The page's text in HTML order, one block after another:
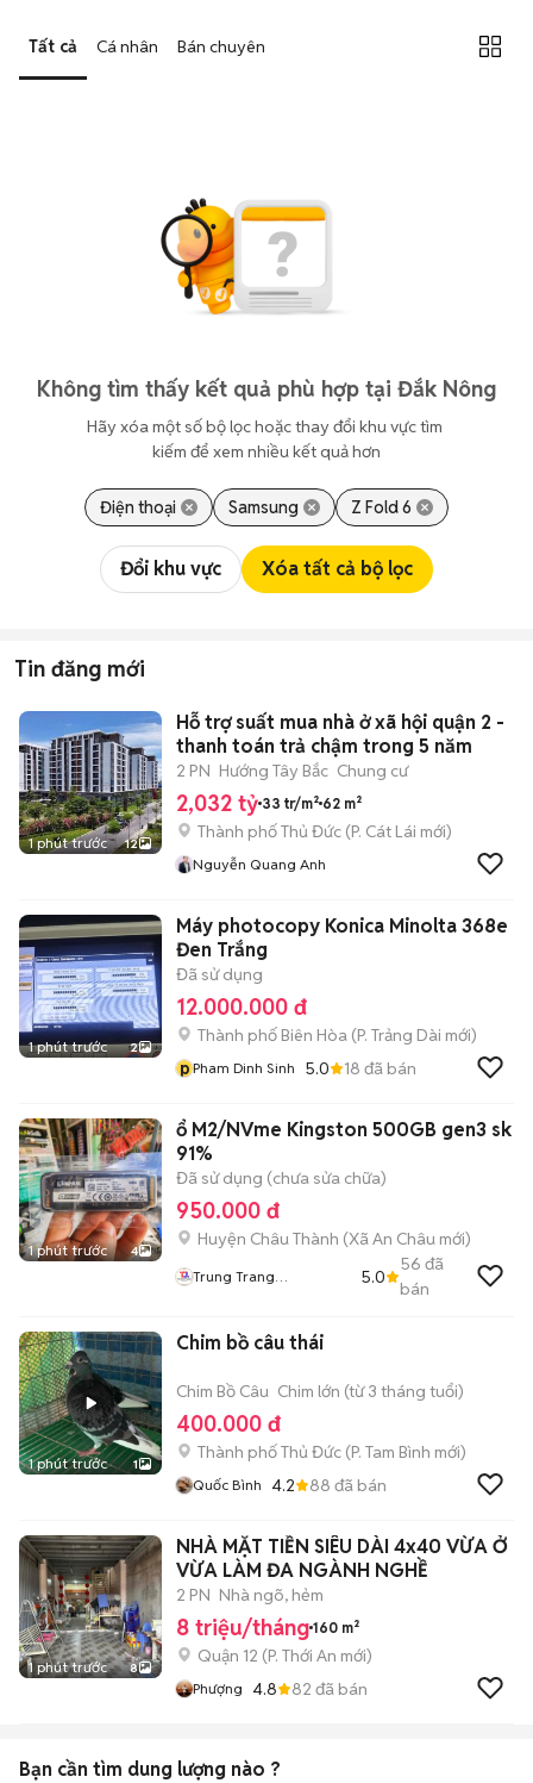
Mua bán linh hoạt: Hai bên có thể chủ động thỏa thuận giá cả và
địa điểm giao nhận, chốt giao dịch nhanh chóng khi đạt được
Tất cả Cá nhân Bán chuyên
Không tìm thấy kết quả phù hợp tại Đắk Nông
Hãy xóa một số bộ lọc hoặc thay đổi khu vực tìm
kiếm để xem nhiều kết quả hơn
Điện thoại Samsung Z Fold 6
Đổi khu vực Xóa tất cả bộ lọc
Tin đăng mới
1 phút trước 12
Hỗ trợ suất mua nhà ở xã hội quận 2 -
thanh toán trả chậm trong 5 năm
2 PN Hướng Tây Bắc Chung cư
2,032 tỷ 33 tr/m² 62 m²
Thành phố Thủ Đức (P. Cát Lái mới)
Nguyễn Quang Anh
1 phút trước 2
Máy photocopy Konica Minolta 368e
Đen Trắng
Đã sử dụng
12.000.000 đ
Thành phố Biên Hòa (P. Trảng Dài mới)
pPham Dinh Sinh 5.0 18 đã bán
1 phút trước 4
ổ M2/NVme Kingston 500GB gen3 sk
91%
Đã sử dụng (chưa sửa chữa)
950.000 đ
Huyện Châu Thành (Xã An Châu mới)
Trung Trang
5.0
56 đã
bán
1 phút trước 1
Chim bồ câu thái
Chim Bồ Câu Chim lớn (từ 3 tháng tuổi)
400.000 đ
Thành phố Thủ Đức (P. Tam Bình mới)
Quốc Bình 4.2 88 đã bán
1 phút trước 8
NHÀ MẶT TIỀN SIÊU DÀI 4x40 VỪA Ở
VỪA LÀM ĐA NGÀNH NGHỀ
2 PN Nhà ngõ, hẻm
8 triệu/tháng 160 m²
Quận 12 (P. Thới An mới)
Phượng 4.8 82 đã bán
Bạn cần tìm dung lượng nào ?